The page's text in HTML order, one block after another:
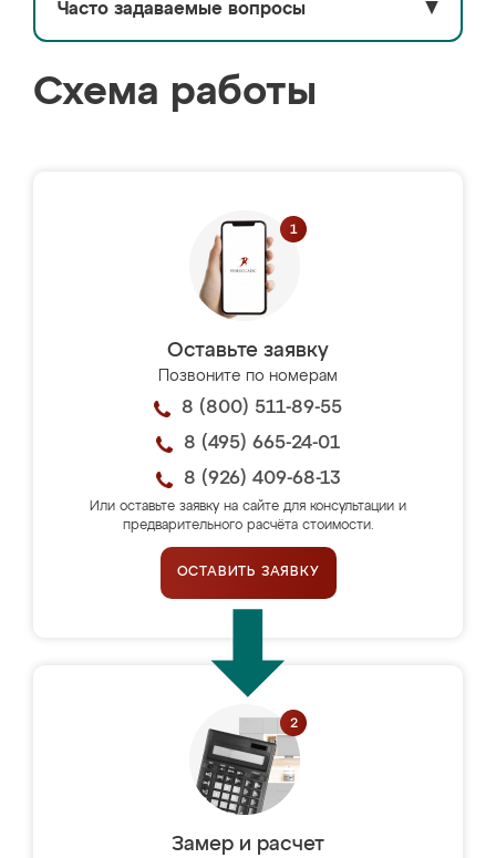
Часто задаваемые вопросы ▼
Схема работы
Оставьте заявку
Позвоните по номерам
8 (800) 511-89-55
8 (495) 665-24-01
8 (926) 409-68-13
Или оставьте заявку на сайте для консультации и
предварительного расчёта стоимости.
ОСТАВИТЬ ЗАЯВКУ
Замер и расчет